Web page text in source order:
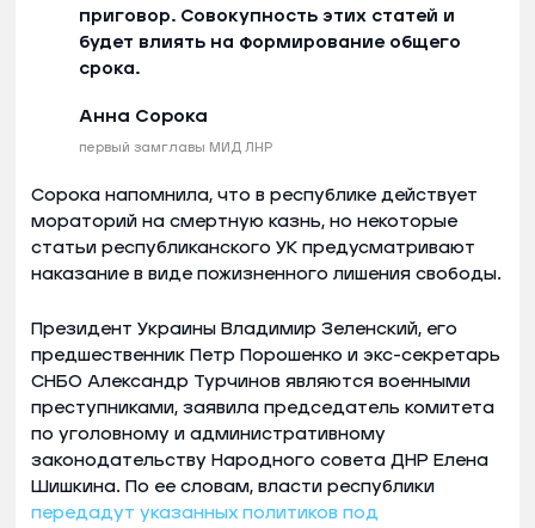
приговор. Совокупность этих статей и
будет влиять на формирование общего
срока.
Анна Сорока
первый замглавы МИД ЛНР
Сорока напомнила, что в республике действует
мораторий на смертную казнь, но некоторые
статьи республиканского УК предусматривают
наказание в виде пожизненного лишения свободы.
Президент Украины Владимир Зеленский, его
предшественник Петр Порошенко и экс-секретарь
СНБО Александр Турчинов являются военными
преступниками, заявила председатель комитета
по уголовному и административному
законодательству Народного совета ДНР Елена
Шишкина. По ее словам, власти республики
передадут указанных политиков под